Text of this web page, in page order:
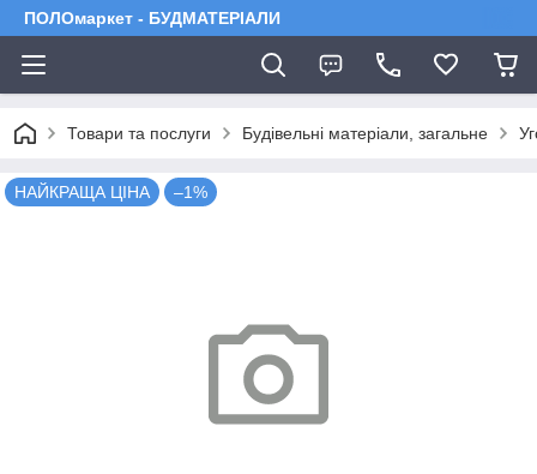
ПОЛОмаркет - БУДМАТЕРІАЛИ
Товари та послуги Будівельні матеріали, загальне
НАЙКРАЩА ЦІНА –1%